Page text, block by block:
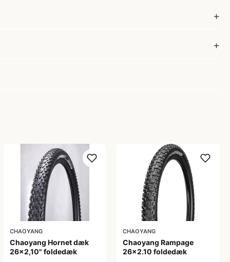
CHAOYANG
Chaoyang Hornet dæk
26x2,10" foldedæk
CHAOYANG
Chaoyang Rampage
26x2.10 foldedæk